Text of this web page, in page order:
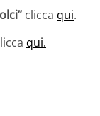
clicca qui.
qui.